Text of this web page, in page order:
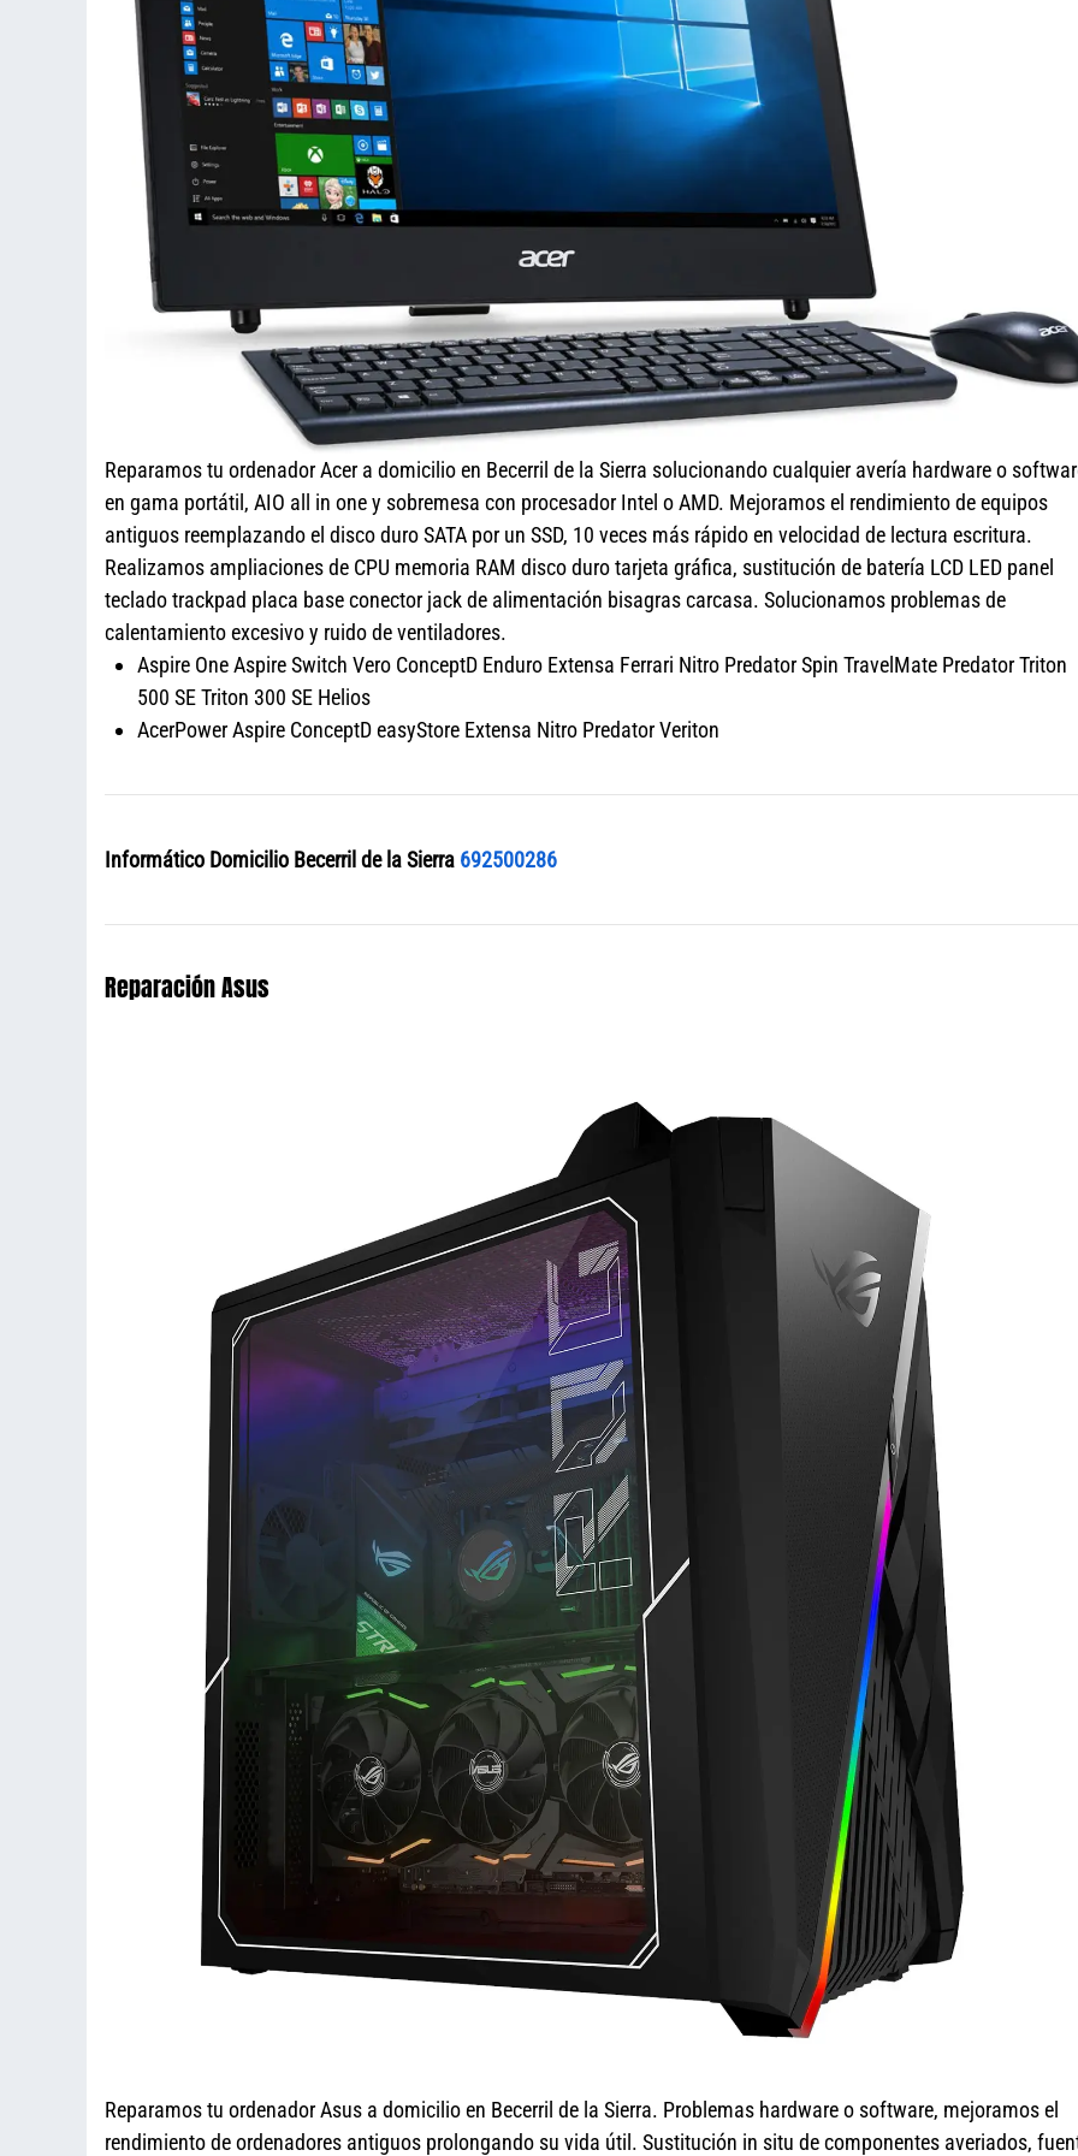
Reparamos tu ordenador Acer a domicilio en Becerril de la Sierra solucionando cualquier avería hardware o
en gama portátil, AIO all in one y sobremesa con procesador Intel o AMD. Mejoramos el rendimiento de equipos
antiguos reemplazando el disco duro SATA por un SSD, 10 veces más rápido en velocidad de lectura escritura.
Realizamos ampliaciones de CPU memoria RAM disco duro tarjeta gráfica, sustitución de batería LCD LED panel
teclado trackpad placa base conector jack de alimentación bisagras carcasa. Solucionamos problemas de
calentamiento excesivo y ruido de ventiladores.
Aspire One Aspire Switch Vero ConceptD Enduro Extensa Ferrari Nitro Predator Spin TravelMate Predator Triton
500 SE Triton 300 SE Helios
AcerPower Aspire ConceptD easyStore Extensa Nitro Predator Veriton
Informático Domicilio Becerril de la Sierra 692500286
Reparación Asus
Reparamos tu ordenador Asus a domicilio en Becerril de la Sierra. Problemas hardware o software, mejoramos el
rendimiento de ordenadores antiguos prolongando su vida útil. Sustitución in situ de componentes averiados,